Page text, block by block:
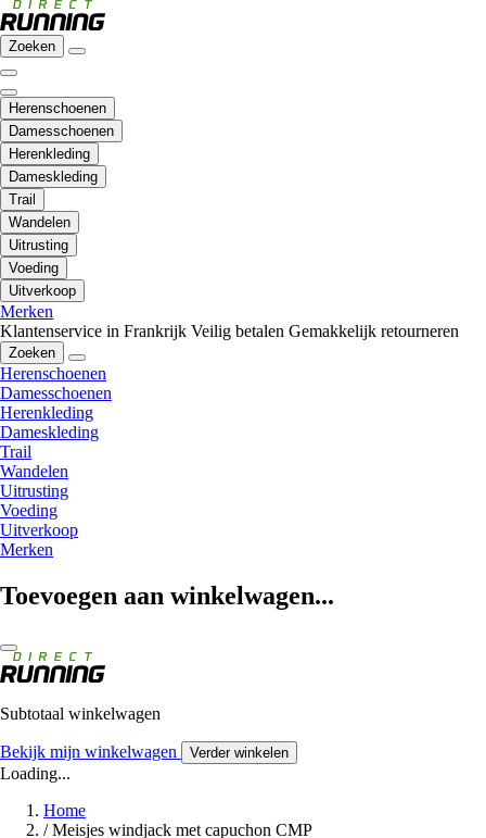
Zoeken
Herenschoenen
Damesschoenen
Herenkleding
Dameskleding
Trail
Wandelen
Uitrusting
Voeding
Uitverkoop
Merken
Klantenservice in Frankrijk Veilig betalen Gemakkelijk retourneren
Zoeken
Herenschoenen
Damesschoenen
Herenkleding
Dameskleding
Trail
Wandelen
Uitrusting
Voeding
Uitverkoop
Merken
Toevoegen aan winkelwagen...
Subtotaal winkelwagen
Bekijk mijn winkelwagen Verder winkelen
Loading...
Home
/ Meisjes windjack met capuchon CMP